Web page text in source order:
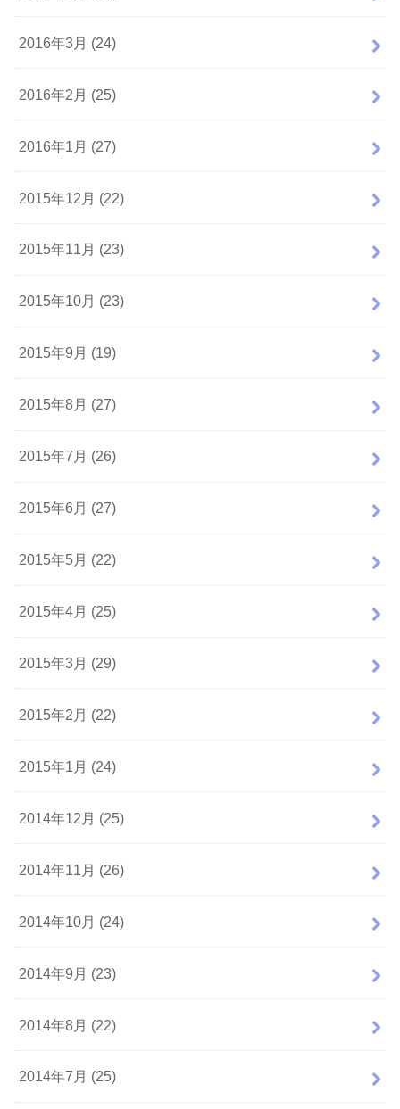
2016年3月 (24)
2016年2月 (25)
2016年1月 (27)
2015年12月 (22)
2015年11月 (23)
2015年10月 (23)
2015年9月 (19)
2015年8月 (27)
2015年7月 (26)
2015年6月 (27)
2015年5月 (22)
2015年4月 (25)
2015年3月 (29)
2015年2月 (22)
2015年1月 (24)
2014年12月 (25)
2014年11月 (26)
2014年10月 (24)
2014年9月 (23)
2014年8月 (22)
2014年7月 (25)